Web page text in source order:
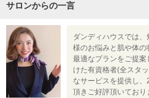
サロンからの一言
ダンディハウスでは
様のお悩みと肌や体
最適なプランをご提
けた有資格者(全スタ
なサービスを提供し
頂きご好評頂いており